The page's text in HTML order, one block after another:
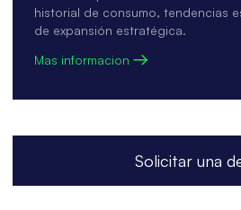
historial de consumo, tendencias
de expansión estratégica.
Mas informacion
Solicitar una